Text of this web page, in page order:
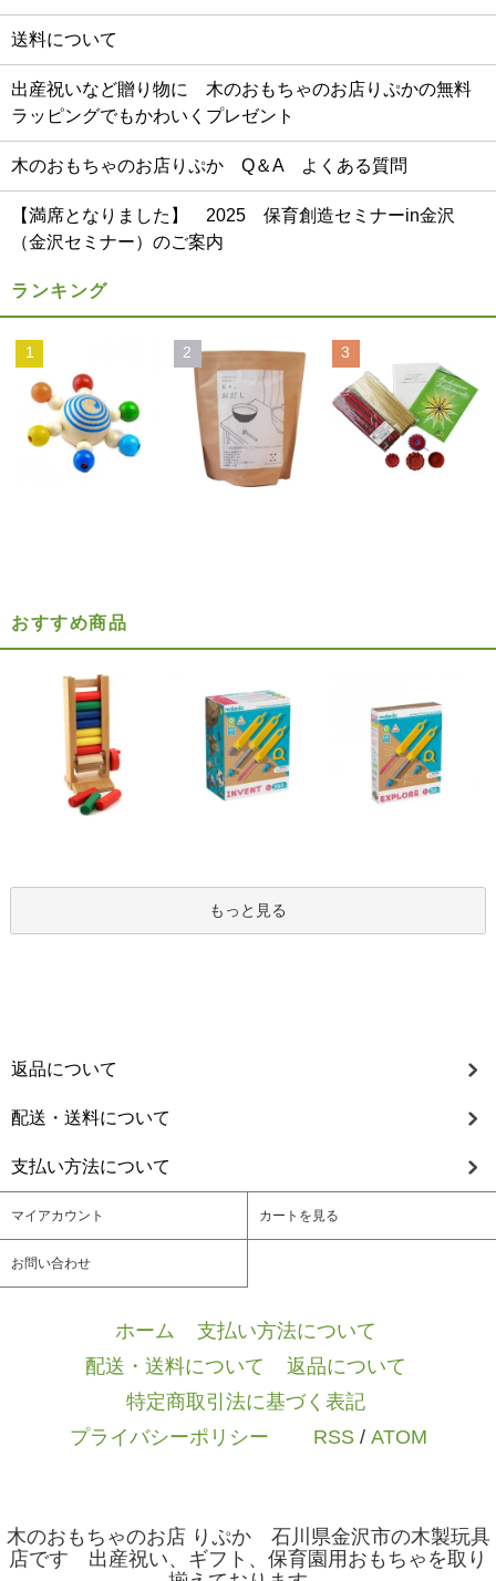
送料について
出産祝いなど贈り物に 木のおもちゃのお店りぷかの無料
ラッピングでもかわいくプレゼント
木のおもちゃのお店りぷか Q＆A よくある質問
【満席となりました】 2025 保育創造セミナーin金沢
（金沢セミナー）のご案内
ランキング
1 2 3
おすすめ商品
もっと見る
返品について
配送・送料について
支払い方法について
マイアカウント カートを見る
お問い合わせ
ホーム 支払い方法について
配送・送料について
返品について
特定商取引法に基づく表記
プライバシーポリシー
RSS/ ATOM
木のおもちゃのお店 りぷか 石川県金沢市の木製玩具
店です 出産祝い、ギフト、保育園用おもちゃを取り